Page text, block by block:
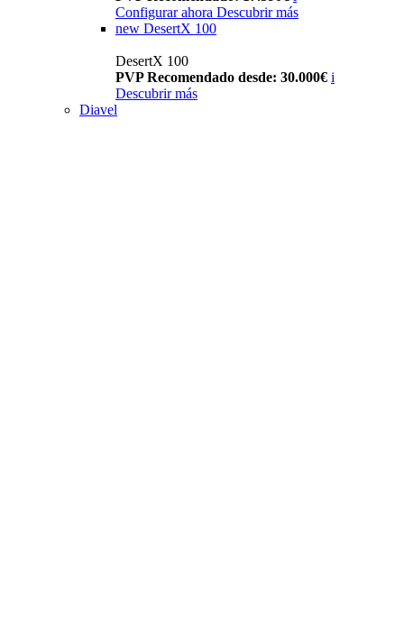
Configurar ahora Descubrir más
new DesertX 100
DesertX 100
PVP Recomendado desde: 30.000€ i
Descubrir más
Diavel